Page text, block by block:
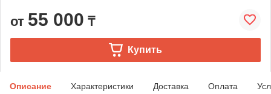
от 55 000 ₸
Купить
Описание Характеристики Доставка Оплата